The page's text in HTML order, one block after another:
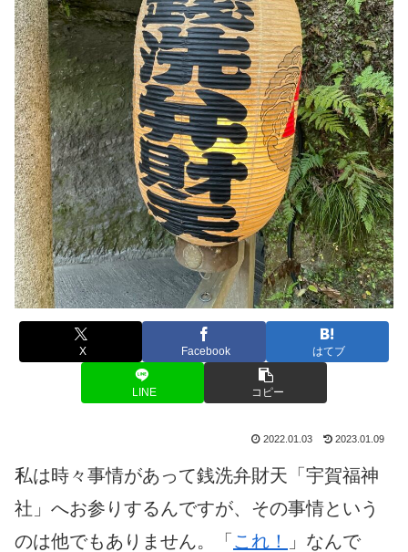
X Facebook はてブ
LINE コピー
2022.01.03 2023.01.09
私は時々事情があって銭洗弁財天「宇賀福神
社」へお参りするんですが、その事情という
のは他でもありません。「 これ！
」なんで